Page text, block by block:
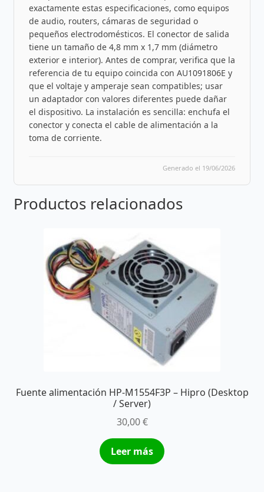
exactamente estas especificaciones, como equipos
de audio, routers, cámaras de seguridad o
pequeños electrodomésticos. El conector de salida
tiene un tamaño de 4,8 mm x 1,7 mm (diámetro
exterior e interior). Antes de comprar, verifica que la
referencia de tu equipo coincida con AU1091806E y
que el voltaje y amperaje sean compatibles; usar
un adaptador con valores diferentes puede dañar
el dispositivo. La instalación es sencilla: enchufa el
conector y conecta el cable de alimentación a la
toma de corriente.
Generado el 19/06/2026
Productos relacionados
Fuente alimentación HP-M1554F3P – Hipro (Desktop
/ Server)
30,00€
Leer más